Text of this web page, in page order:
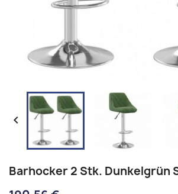

Barhocker 2 Stk. Dunkelgrün